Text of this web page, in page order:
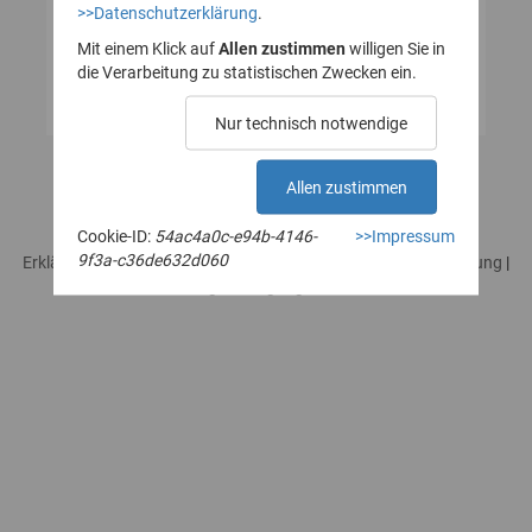
Erklärung zur Barrierefreiheit Datenschutzerklärung |
>>Datenschutzerklärung.
Mit einem Klick aufAllen zustimmen willigen Sie in
die Verarbeitung zu statistischen Zwecken ein.
Nur technisch notwendige
Allen zustimmen
Cookie-ID: 54ac4a0c-e94b-4146-
9f3a-c36de632d060
>>Impressum